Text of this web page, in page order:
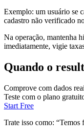
Exemplo: um usuário se
cadastro não verificado
Na operação, mantenha
imediatamente, vigie
Quando o
Comprove com dados
Teste com o plano
Start Free
Trate isso como: “Temos